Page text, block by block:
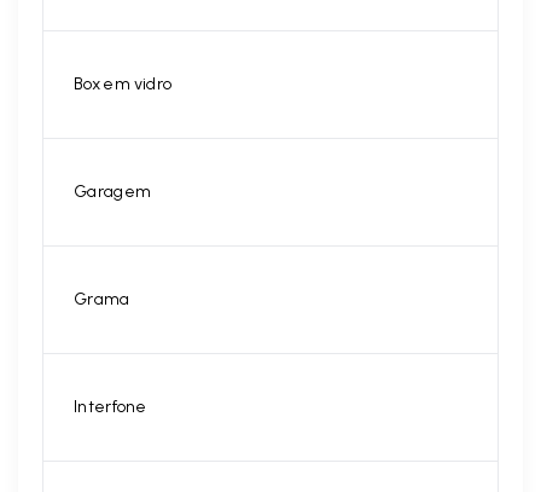
Box em vidro
Garagem
Grama
Interfone